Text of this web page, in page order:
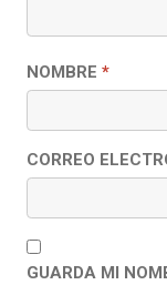
NOMBRE *
CORREO
GUARDA MI